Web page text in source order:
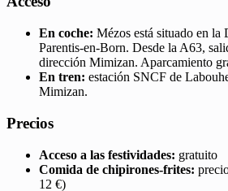
En coche: Mézos está situado en
Parentis-en-Born. Desde la A63,
dirección Mimizan. Aparcamiento
En tren: estación SNCF de
Mimizan.
Precios
Acceso a las festividades: gratuito
Comida de chipirones-frites:
12 €)